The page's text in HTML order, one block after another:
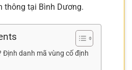
thông tại Bình Dương.
Định danh mã vùng cố định